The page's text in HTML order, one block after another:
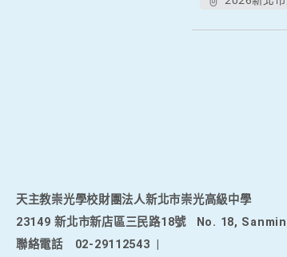
天主教崇光學校財團法人新北市崇光高級中學
23149 新北市新店區三民路18號
No. 18,
聯絡電話
02-29112543